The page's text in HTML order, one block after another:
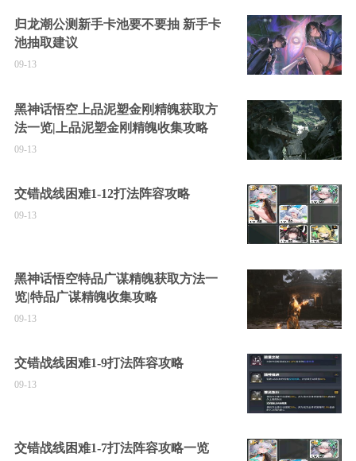
归龙潮公测新手卡池要不要抽 新手卡
池抽取建议
09-13
黑神话悟空上品泥塑金刚精魄获取方
法一览|上品泥塑金刚精魄收集攻略
09-13
交错战线困难1-12打法阵容攻略
09-13
黑神话悟空特品广谋精魄获取方法一
览|特品广谋精魄收集攻略
09-13
交错战线困难1-9打法阵容攻略
09-13
交错战线困难1-7打法阵容攻略一览